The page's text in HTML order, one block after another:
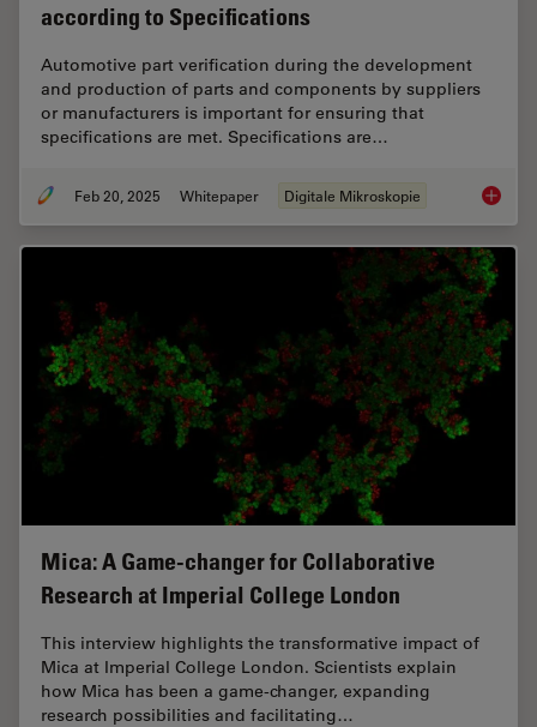
according to Specifications
Automotive part verification during the development
and production of parts and components by suppliers
or manufacturers is important for ensuring that
specifications are met. Specifications are…
Feb 20, 2025 Whitepaper Digitale Mikroskopie
Mica: A Game-changer for Collaborative
Research at Imperial College London
This interview highlights the transformative impact of
Mica at Imperial College London. Scientists explain
how Mica has been a game-changer, expanding
research possibilities and facilitating…